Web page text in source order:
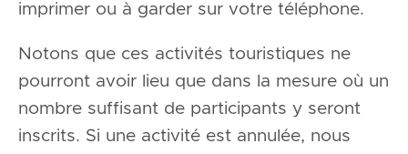
imprimer ou à garder sur votre téléphone.
Notons que ces activités touristiques ne
pourront avoir lieu que dans la mesure où un
nombre suffisant de participants y seront
inscrits. Si une activité est annulée, nous